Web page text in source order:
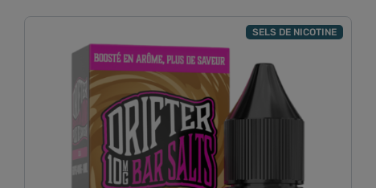
SELS DE NICOTINE